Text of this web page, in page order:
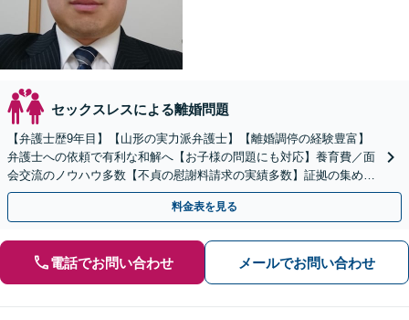
セックスレスによる離婚問題
【弁護士歴9年目】【山形の実力派弁護士】【離婚調停の経験豊富】
弁護士への依頼で有利な和解へ【お子様の問題にも対応】養育費／面
会交流のノウハウ多数【不貞の慰謝料請求の実績多数】証拠の集め方
をアドバイス！性別・年代問わず早い段階でご相談ください
料金表を見る
電話でお問い合わせ メールでお問い合わせ